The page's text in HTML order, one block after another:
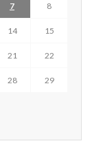
7 8
14 15
21 22
28 29